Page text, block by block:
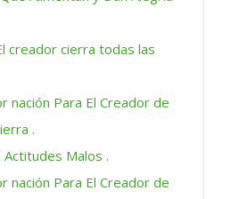
creador cierra todas las
nación Para El Creador de
.
Actitudes Malos .
nación Para El Creador de